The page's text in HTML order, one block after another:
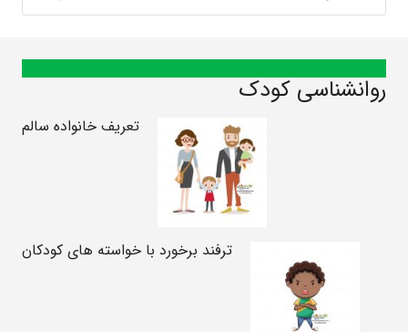
روانشناسی کودک
تعریف خانواده سالم
ترفند برخورد با خواسته های کودکان